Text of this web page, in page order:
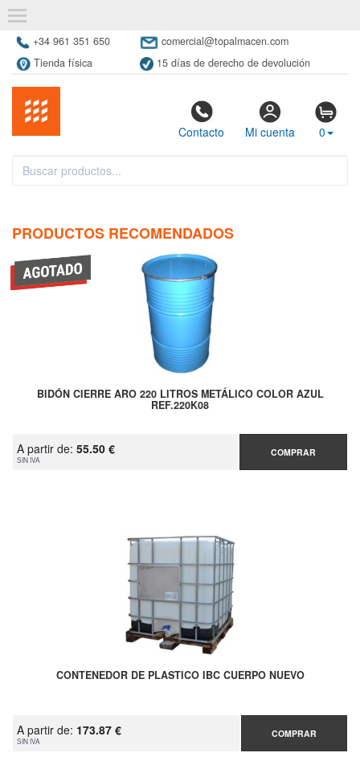
+34 961 351 650
comercial@topalmacen.com
Tienda física
15 días de derecho de devolución
Contacto Mi cuenta 0
PRODUCTOS RECOMENDADOS
BIDÓN CIERRE ARO 220 LITROS METÁLICO COLOR AZUL
REF.220K08
A partir de: 55.50 €
SIN IVA
COMPRAR
CONTENEDOR DE PLASTICO IBC CUERPO NUEVO
A partir de: 173.87 €
SIN IVA
COMPRAR